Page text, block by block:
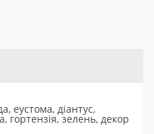
еустома, діантус,
гортензія, зелень, декор